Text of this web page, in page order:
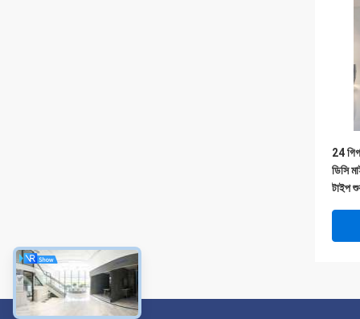
24
ডিসি
টাইপ